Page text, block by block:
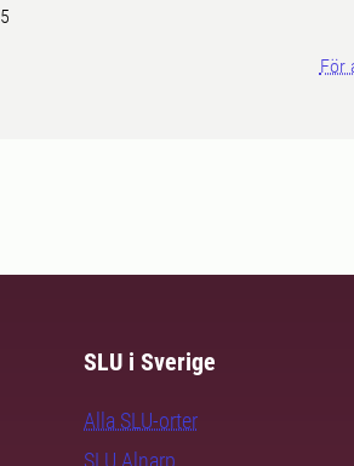
För
SLU i Sverige
Alla SLU-orter
SLU Alnarp